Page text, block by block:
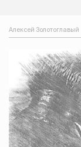
Алексей Золотоглавый